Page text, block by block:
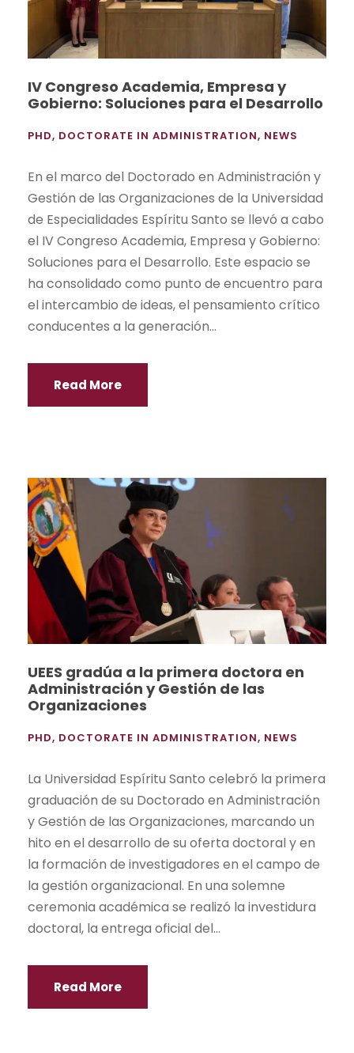
IV Congreso Academia, Empresa y
Gobierno: Soluciones para el Desarrollo
PHD, DOCTORATE IN ADMINISTRATION, NEWS
En el marco del Doctorado en Administración y
Gestión de las Organizaciones de la Universidad
de Especialidades Espíritu Santo se llevó a cabo
el IV Congreso Academia, Empresa y Gobierno:
Soluciones para el Desarrollo. Este espacio se
ha consolidado como punto de encuentro para
el intercambio de ideas, el pensamiento crítico
conducentes a la generación...
Read More
UEES gradúa a la primera doctora en
Administración y Gestión de las
Organizaciones
PHD, DOCTORATE IN ADMINISTRATION, NEWS
La Universidad Espíritu Santo celebró la primera
graduación de su Doctorado en Administración
y Gestión de las Organizaciones, marcando un
hito en el desarrollo de su oferta doctoral y en
la formación de investigadores en el campo de
la gestión organizacional. En una solemne
ceremonia académica se realizó la investidura
doctoral, la entrega oficial del...
Read More